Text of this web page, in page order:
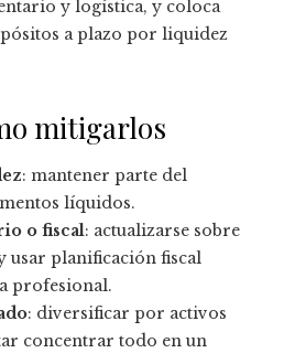
y logística, y coloca
a plazo por liquidez
mitigarlos
: mantener parte del
líquidos.
o fiscal: actualizarse sobre
usar planificación fiscal
profesional.
: diversificar por activos
concentrar todo en un